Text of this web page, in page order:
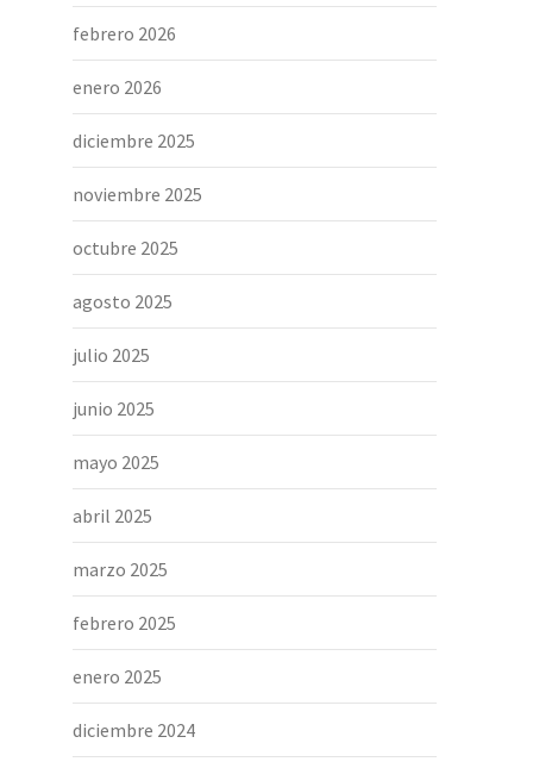
febrero 2026
enero 2026
diciembre 2025
noviembre 2025
octubre 2025
agosto 2025
julio 2025
junio 2025
mayo 2025
abril 2025
marzo 2025
febrero 2025
enero 2025
diciembre 2024